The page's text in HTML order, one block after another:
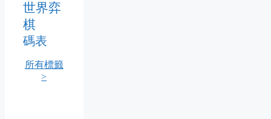
世界弈
棋
碼表
所有標籤
>